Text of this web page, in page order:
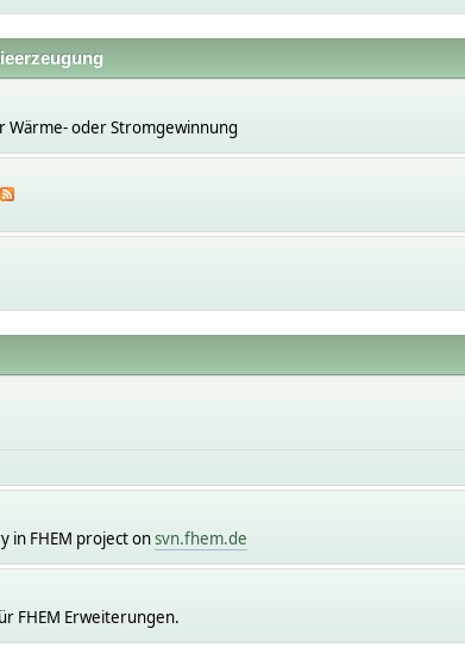
Wärme- oder Stromgewinnung
in FHEM project onsvn.fhem.de
FHEM Erweiterungen.